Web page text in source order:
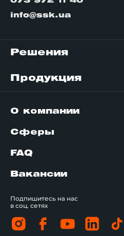
info@ssk.ua
Решения
Продукция
О компании
Сферы
FAQ
Вакансии
Подпишитесь на нас
в соц. сетях